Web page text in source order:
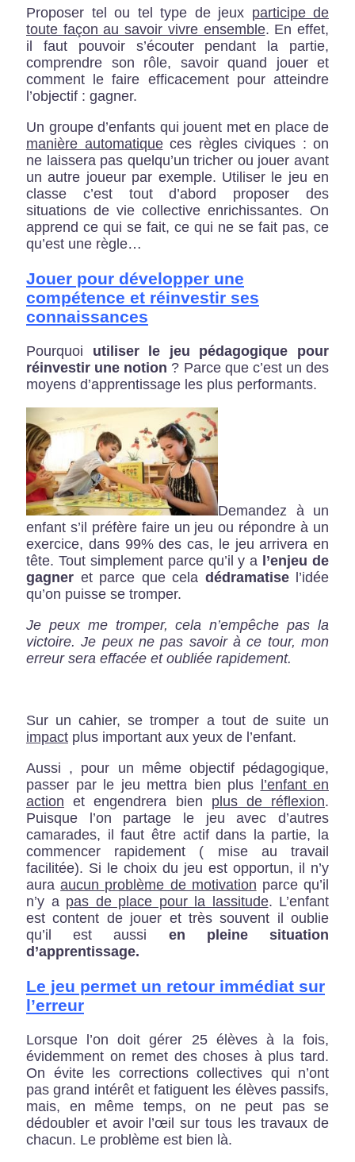
Proposer tel ou tel type de jeux participe de
toute façon au savoir vivre ensemble. En effet,
il faut pouvoir s’écouter pendant la partie,
comprendre son rôle, savoir quand jouer et
comment le faire efficacement pour atteindre
l’objectif : gagner.
Un groupe d’enfants qui jouent met en place de
manière automatiqueces règles civiques : on
ne laissera pas quelqu’un tricher ou jouer avant
un autre joueur par exemple. Utiliser le jeu en
classe c’est tout d’abord proposer des
situations de vie collective enrichissantes. On
apprend ce qui se fait, ce qui ne se fait pas, ce
qu’est une règle…
Jouer pour développer une
compétence et réinvestir ses
connaissances
Pourquoi utiliser le jeu pédagogique pour
réinvestir une notion ? Parce que c’est un des
moyens d’apprentissage les plus performants.
Demandez à un
enfant s’il préfère faire un jeu ou répondre à un
exercice, dans 99% des cas, le jeu arrivera en
tête. Tout simplement parce qu’il y a l’enjeu de
gagner et parce que cela dédramatisel’idée
qu’on puisse se tromper.
Je peux me tromper, cela n’empêche pas la
victoire. Je peux ne pas savoir à ce tour, mon
erreur sera effacée et oubliée rapidement.
Sur un cahier, se tromper a tout de suite un
impact plus important aux yeux de l’enfant.
Aussi , pour un même objectif pédagogique,
passer par le jeu mettra bien plus
l’enfant en
action et engendrera bien plus de réflexion.
Puisque l’on partage le jeu avec d’autres
camarades, il faut être actif dans la partie, la
commencer rapidement ( mise au travail
facilitée). Si le choix du jeu est opportun, il n’y
auraaucun problème de motivation parce qu’il
n’y a pas de place pour la lassitude. L’enfant
est content de jouer et très souvent il oublie
qu’il est aussi en pleine situation
d’apprentissage.
Le jeu permet un retour immédiat sur
l’erreur
Lorsque l’on doit gérer 25 élèves à la fois,
évidemment on remet des choses à plus tard.
On évite les corrections collectives qui n’ont
pas grand intérêt et fatiguent les élèves passifs,
mais, en même temps, on ne peut pas se
dédoubler et avoir l’œil sur tous les travaux de
chacun. Le problème est bien là.